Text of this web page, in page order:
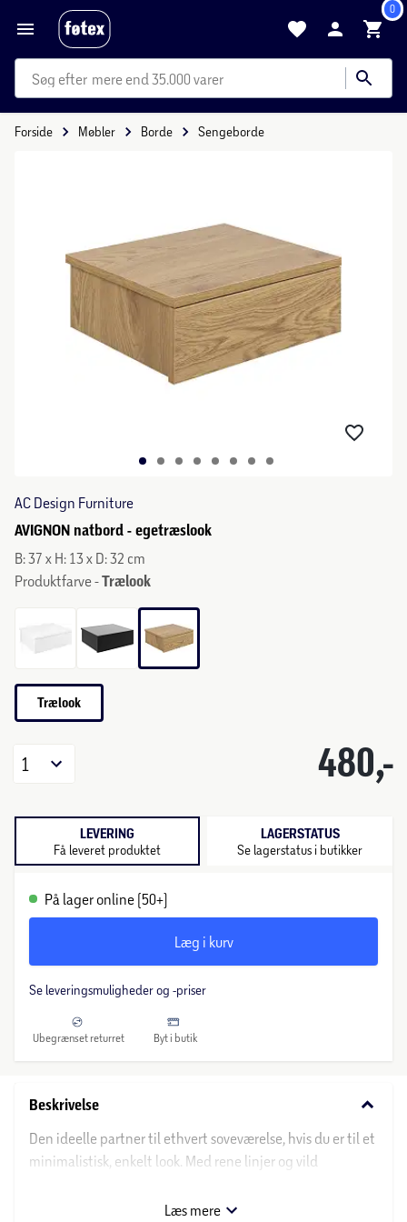
0
mere end 35.000 varer
Forside Møbler Borde Sengeborde
AC Design Furniture
AVIGNON natbord - egetræslook
B: 37 x H: 13 x D: 32 cm
Produktfarve -Trælook
Trælook
480,-
1
LEVERING
Få leveret produktet
LAGERSTATUS
Se lagerstatus i butikker
På lager online (50+)
Læg i kurv
Se leveringsmuligheder og -priser
Ubegrænset returret Byt i butik
Beskrivelse keyboard_arrow_down
Den ideelle partner til ethvert soveværelse, hvis du er til et
minimalistisk, enkelt look. Med rene linjer og vild
overtage dit soveværelse. Det er nemt at hænge
Læs mere